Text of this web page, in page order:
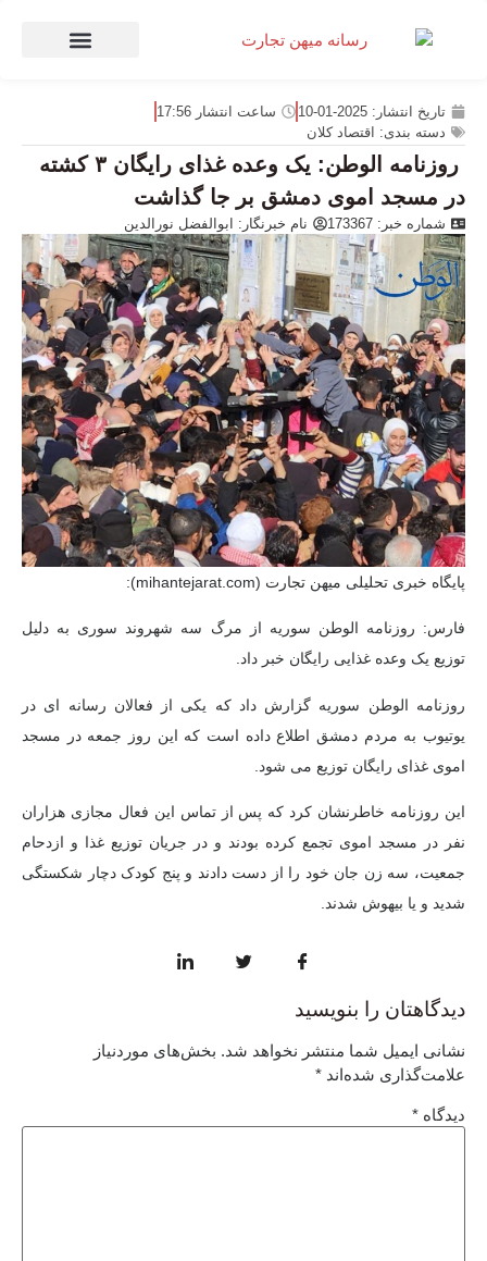
تاریخ انتشار: 2025-01-10 ساعت انتشار 17:56
دسته بندی: اقتصاد کلان
روزنامه الوطن: یک وعده غذای رایگان ۳ کشته
در مسجد اموی دمشق بر جا گذاشت
شماره خبر: 173367 نام خبرنگار: ابوالفضل نورالدین
پایگاه خبری تحلیلی میهن تجارت (mihantejarat.com):
فارس: روزنامه الوطن سوریه از مرگ سه شهروند سوری به دلیل
توزیع یک وعده غذایی رایگان خبر داد.
روزنامه الوطن سوریه گزارش داد که یکی از فعالان رسانه ای در
یوتیوب به مردم دمشق اطلاع داده است که این روز جمعه در مسجد
اموی غذای رایگان توزیع می شود.
این روزنامه خاطرنشان کرد که پس از تماس این فعال مجازی هزاران
نفر در مسجد اموی تجمع کرده بودند و در جریان توزیع غذا و ازدحام
جمعیت، سه زن جان خود را از دست دادند و پنج کودک دچار شکستگی
شدید و یا بیهوش شدند.
دیدگاهتان را بنویسید
نشانی ایمیل شما منتشر نخواهد شد. بخش‌های موردنیاز
علامت‌گذاری شده‌اند *
دیدگاه *